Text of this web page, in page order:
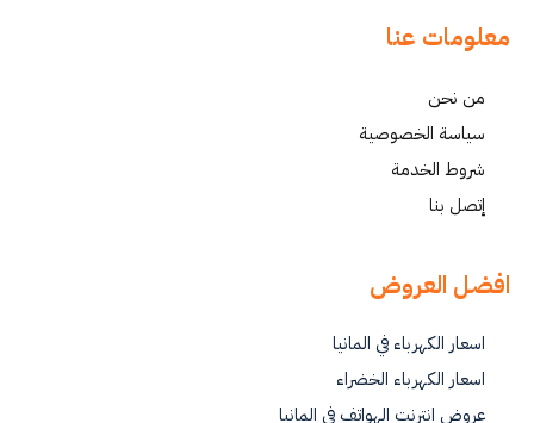
معلومات عنا
من نحن
سياسة الخصوصية
شروط الخدمة
إتصل بنا
افضل العروض
اسعار الكهرباء في المانيا
اسعار الكهرباء الخضراء
عروض انترنت الهواتف في المانيا